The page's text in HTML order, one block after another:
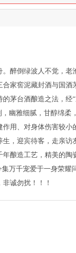
醉倒绿波人不觉，老
家窖泥藏封酒与国
茅台酒酿造之法，
幽雅细腻，甘醇绵
用、对身体伤害较
，迎宾待客，走亲访
年酿造工艺，精美的
万千宠爱于一身荣
诚勿扰！！！